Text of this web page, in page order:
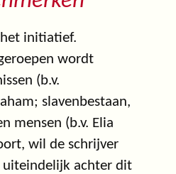
initiatief.
wordt
(b.v.
slavenbestaan,
mensen (b.v. Elia
wil de schrijver
uiteindelijk achter dit